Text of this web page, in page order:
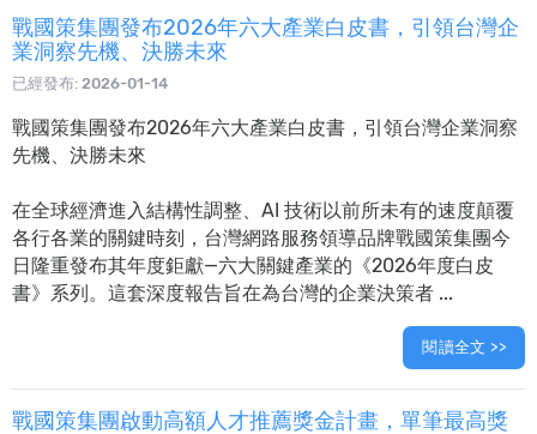
戰國策集團發布2026年六大產業白皮書，引領台灣企
業洞察先機、決勝未來
已經發布: 2026-01-14
戰國策集團發布2026年六大產業白皮書，引領台灣企業洞察
先機、決勝未來
在全球經濟進入結構性調整、AI 技術以前所未有的速度顛覆
各行各業的關鍵時刻，台灣網路服務領導品牌戰國策集團今
日隆重發布其年度鉅獻—六大關鍵產業的《2026年度白皮
書》系列。這套深度報告旨在為台灣的企業決策者 ...
閱讀全文 >>
戰國策集團啟動高額人才推薦獎金計畫，單筆最高獎